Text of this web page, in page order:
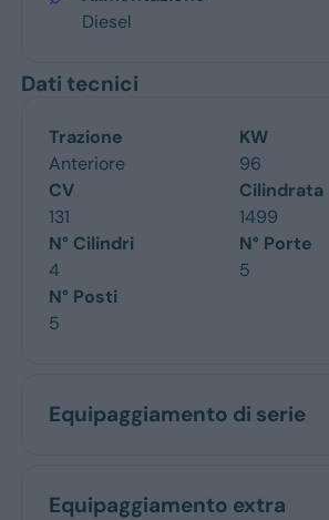
Diesel
Dati tecnici
Trazione
Anteriore
KW
96
CV
131
Cilindrata
1499
N° Cilindri
4
N° Porte
5
N° Posti
5
Equipaggiamento di serie
Equipaggiamento extra